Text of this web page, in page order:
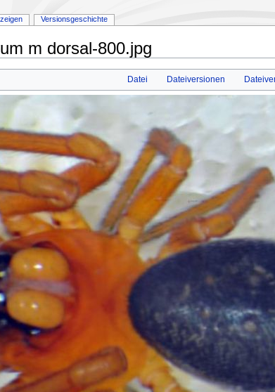
m dorsal-800.jpg
Datei Dateiversionen
Versionsgeschichte